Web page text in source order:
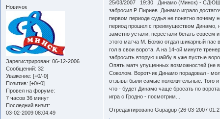
Новичок
Зарегистрирован: 06-12-2006
Сообщений: 32
Уважение: [+0/-0]
Позитив: [+0/-0]
Провел на форуме:
7 часов 36 минут
Последний визит:
03-02-2009 08:04:49
25/03/2007 19:30 Динамо (Минск) -
забросил Р. Пириев. Динамо играло
первом периоде судья не понятно почему
период прошел с преимуществом Динамо,
заметно устали, перестали бегать
этого матча М. Божко отдал шикарный пас
гол в свои ворота. А на 14-ой минуте
забросить вторую шайбу в уже пустые
Опять матч упущенных возможностей (не
Соколом. Воротчик Динамо порадовал -
отзывы были самые положительные. Того и
что - будет Динамо чаще бросать по
игра с Гродно - посмотрим...
Отредактировано Gupagup (26-03-2007